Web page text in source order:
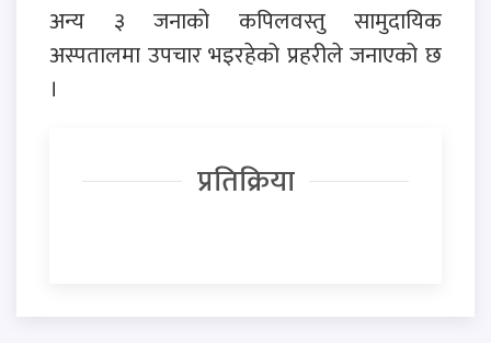
अन्य ३ जनाको कपिलवस्तु सामुदायिक
अस्पतालमा उपचार भइरहेको प्रहरीले जनाएको छ
।
प्रतिक्रिया